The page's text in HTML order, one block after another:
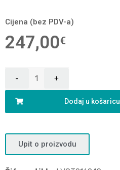
Cijena (bez PDV-a)
247,00€
Dodaj u košaricu
Upit o proizvodu